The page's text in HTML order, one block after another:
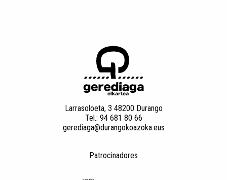
Larrasoloeta, 3 48200 Durango
Tel.: 94 681 80 66
gerediaga@durangokoazoka.eus
Patrocinadores